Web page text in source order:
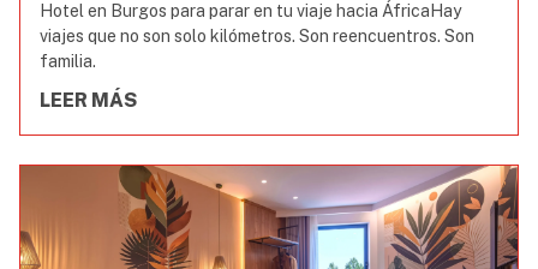
Hotel en Burgos para parar en tu viaje hacia ÁfricaHay
viajes que no son solo kilómetros. Son reencuentros. Son
familia.
LEER MÁS